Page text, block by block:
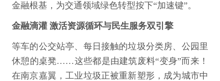
金融根基，为交通领域绿色转型按下“加速键”。
金融滴灌 激活资源循环与民生服务双引擎
等车的公交站亭、每日接触的垃圾分类房、公园里
休憩的桌凳……这些都是由建筑废料“变身”而来！
在南京嘉翼，工业垃圾正被重新塑形，成为城市中